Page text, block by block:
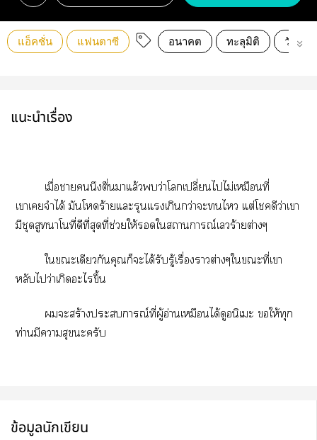
แอ็คชั่น แฟนตาซี อนาคต ทะลุมิติ วันสิ้น
แนะนำเรื่อง
เมื่อานึงตื่นาแล้วว่าโเปลี่ยนไไม่เหมือนที่
เาเจำได้ มันโร้ายแะรุนแรงเกินกว่าะไ แต่โดีว่าเา
มีชุดสูทาโที่ดีที่สุดที่ช่วยให้ใสถานการณ์เร้ายต่างๆ
ใะเดียวกันคุณก็ะได้รับรู้เรื่องาต่างๆใะที่เา
หลับไว่าเกิดะไขึ้น
ะสร้างะการณ์ที่ผู้อ่านเหมือนได้ดูอนิเะ ให้ทุก
ท่านมีาสุขะครับ
ข้อมูลนักเขียน